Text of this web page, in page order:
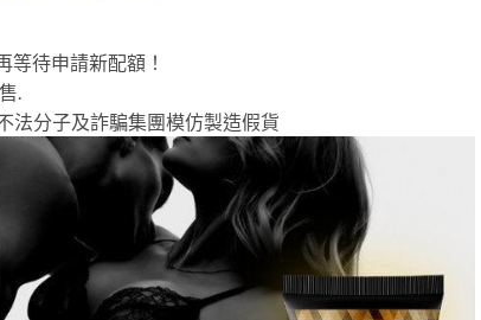
等待申請新配額！
.
法分子及詐騙集團模仿製造假貨